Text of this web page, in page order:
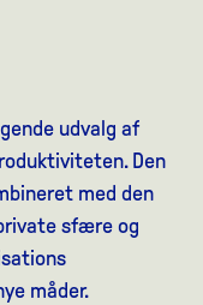
udvalg af
Den
med den
sfære og
måder.